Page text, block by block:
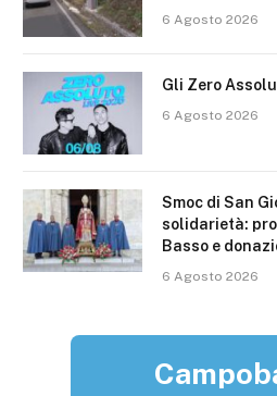
6 Agosto 2026
Gli Zero
6 Agosto 2026
Smoc di San
solidarietà:
Basso e
6 Agosto 2026